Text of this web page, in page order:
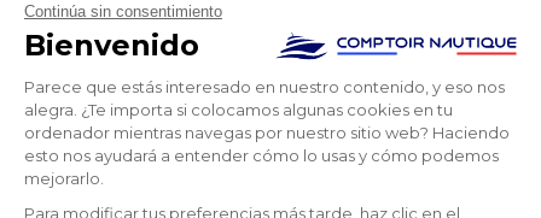
PRODUCTOS DE LA MISMA MARCA
TAMBIÉN PODRÍA GUSTARTE